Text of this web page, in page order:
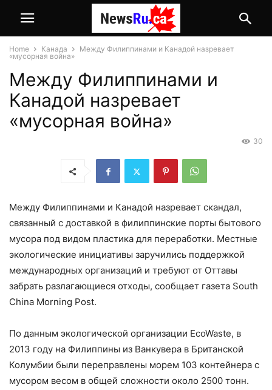
Home Канада
Между Филиппинами и Канадой назревает
«мусорная война»
Между Филиппинами и
Канадой назревает
«мусорная война»
30
Между Филиппинами и Канадой назревает скандал,
связанный с доставкой в филиппинские порты бытового
мусора под видом пластика для переработки. Местные
экологические инициативы заручились поддержкой
международных организаций и требуют от Оттавы
забрать разлагающиеся отходы, сообщает газета South
China Morning Post.
По данным экологической организации EcoWaste, в
2013 году на Филиппины из Ванкувера в Британской
Колумбии были переправлены морем 103 контейнера с
мусором весом в общей сложности около 2500 тонн.